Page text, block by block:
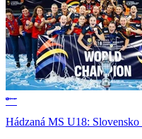
Hádzaná MS U18: